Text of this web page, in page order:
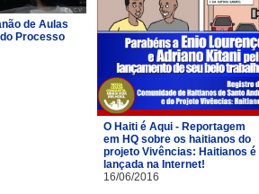
de Aulas
do Processo
O Haiti é Aqui - Reportagem
em HQ sobre os haitianos do
projeto Vivências: Haitianos é
lançada na Internet!
16/06/2016